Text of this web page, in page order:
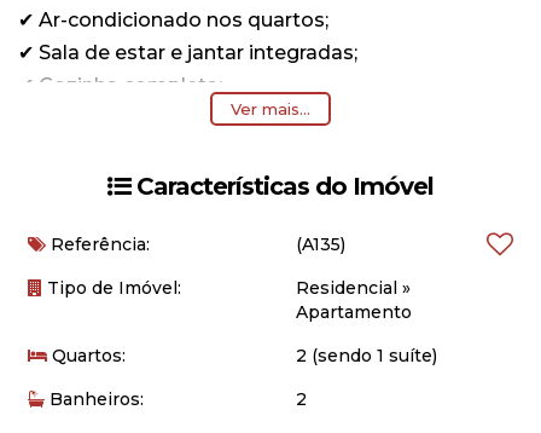
✔ Ar-condicionado nos quartos;
✔ Sala de estar e jantar integradas;
✔ Cozinha completa;
✔ Máquina de lavar roupas;
✔ 01 vaga de garagem (carro pequeno);
✔ Prédio com elevador.
Não possui roupas de cama, banho ou
utensílios de praia;
Ver mais...
Características do Imóvel
Referência:
(A135)
Tipo de Imóvel:
Residencial »
Apartamento
Quartos:
2 (sendo 1 suíte)
Banheiros:
2